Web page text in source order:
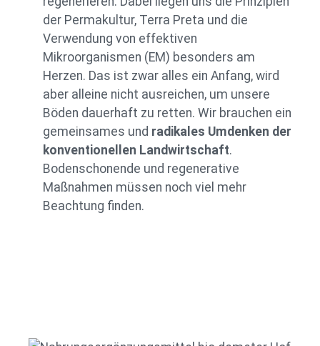
der Permakultur, Terra Preta und die
Verwendung von effektiven
Mikroorganismen (EM) besonders am
Herzen. Das ist zwar alles ein Anfang, wird
aber alleine nicht ausreichen, um unsere
Böden dauerhaft zu retten. Wir brauchen ein
gemeinsames und radikales Umdenken der
konventionellen Landwirtschaft.
Bodenschonende und regenerative
Maßnahmen müssen noch viel mehr
Beachtung finden.